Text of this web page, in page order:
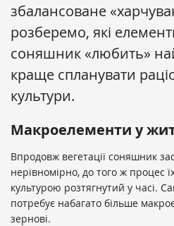
збалансоване
розберемо, які
соняшник «любить»
краще спланувати
культури.
Макроелементи у
Впродовж вегетації соняшник
нерівномірно, до того ж процес
культурою розтягнутий у часі.
потребує набагато більше
зернові.